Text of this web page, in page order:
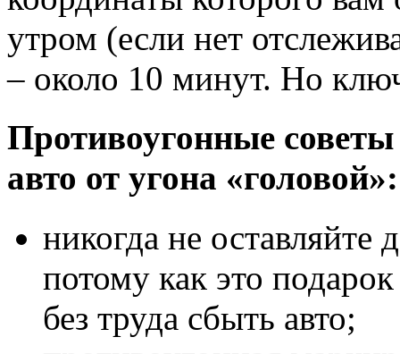
утром (если нет
– около 10 минут. Но
Противоугонные
авто от угона «головой»:
никогда не оставляйте
потому как это
без труда сбыть авто;